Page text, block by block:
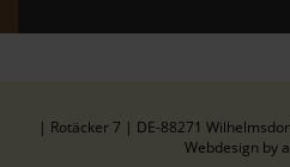
| Rotäcker 7 | DE-88271
Webdesign by